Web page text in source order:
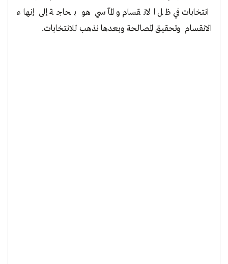
انتخابات في ظل الانقسام و المآسي هو بحاجة إلى إنهاء
الانقسام وتحقيق المصالحة وبعدها نذهب للانتخابات.